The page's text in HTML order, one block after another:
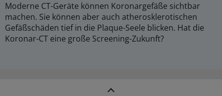
Moderne CT-Geräte können Koronargefäße sichtbar
machen. Sie können aber auch atherosklerotischen
Gefäßschäden tief in die Plaque-Seele blicken. Hat die
Koronar-CT eine große Screening-Zukunft?